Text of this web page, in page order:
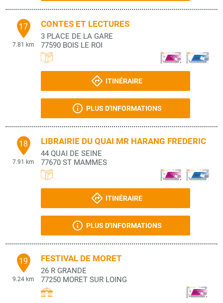
17
7.81 km
CONTES ET LECTURES
3 PLACE DE LA GARE
77590 BOIS LE ROI
ITINÉRAIRE
PLUS D'INFORMATIONS
18
7.91 km
LIBRAIRIE DU QUAI MR HARANG FREDERIC
44 QUAI DE SEINE
77670 ST MAMMES
ITINÉRAIRE
PLUS D'INFORMATIONS
19
9.24 km
FESTIVAL DE MORET
26 R GRANDE
77250 MORET SUR LOING